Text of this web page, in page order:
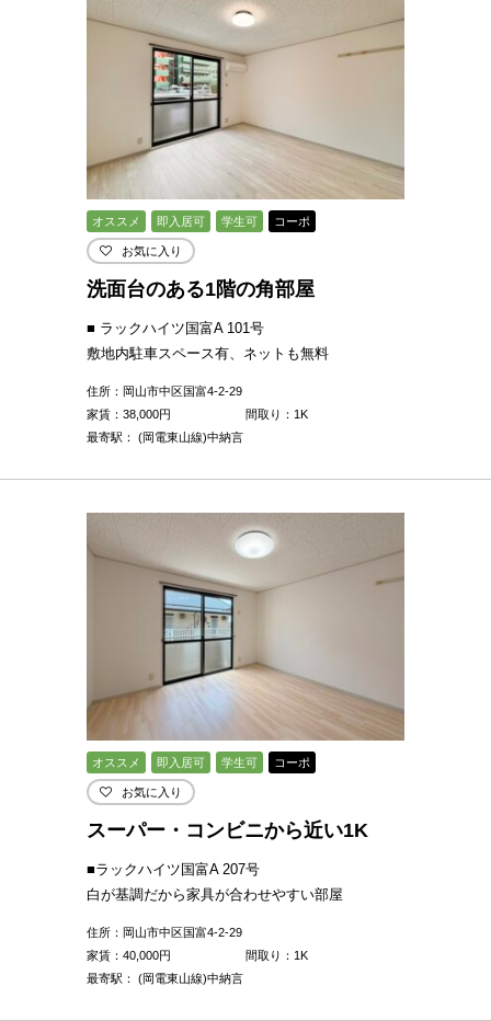
オススメ 即入居可 学生可 コーポ
お気に入り
洗面台のある1階の角部屋
■ ラックハイツ国富A 101号
敷地内駐車スペース有、ネットも無料
住所：岡山市中区国富4-2-29
家賃： 38,000円
間取り：1K
最寄駅： (岡電東山線)中納言
オススメ 即入居可 学生可 コーポ
お気に入り
スーパー・コンビニから近い1K
■ラックハイツ国富A 207号
白が基調だから家具が合わせやすい部屋
住所：岡山市中区国富4-2-29
家賃： 40,000円
間取り：1K
最寄駅： (岡電東山線)中納言